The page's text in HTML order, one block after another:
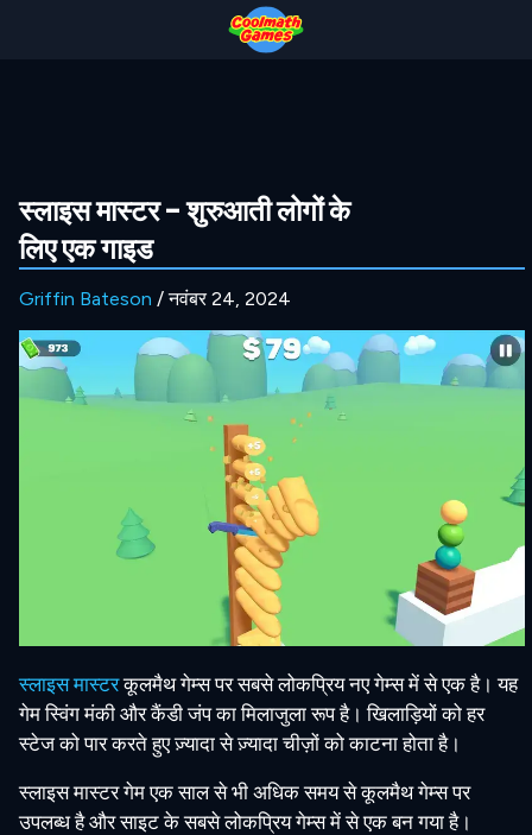
स्लाइस मास्टर – शुरुआती लोगों के
लिए एक गाइड
Griffin Bateson / नवंबर 24, 2024
स्लाइस मास्टरकूलमैथ गेम्स पर सबसे लोकप्रिय नए गेम्स में से एक है। यह
गेम स्विंग मंकी और कैंडी जंप का मिलाजुला रूप है। खिलाड़ियों को हर
स्टेज को पार करते हुए ज़्यादा से ज़्यादा चीज़ों को काटना होता है।
स्लाइस मास्टर गेम एक साल से भी अधिक समय से कूलमैथ गेम्स पर
उपलब्ध है और साइट के सबसे लोकप्रिय गेम्स में से एक बन गया है।